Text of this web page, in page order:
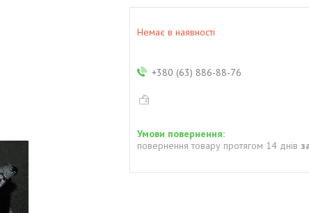
Немає в наявності
+380 (63) 886-88-76
повернення товару протягом 14 днів